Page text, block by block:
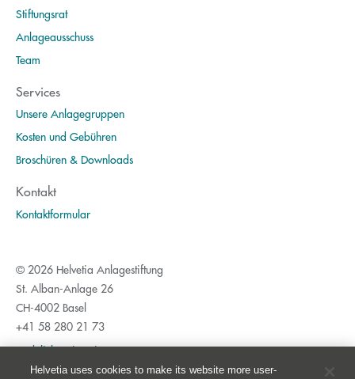
Stiftungsrat
Anlageausschuss
Team
Services
Unsere Anlagegruppen
Kosten und Gebühren
Broschüren & Downloads
Kontakt
Kontaktformular
© 2026 Helvetia Anlagestiftung
St. Alban-Anlage 26
CH-4002 Basel
+41 58 280 21 73
Rechtliche Hinweise
Datenschutz
Helvetia uses cookies to make its website more user-